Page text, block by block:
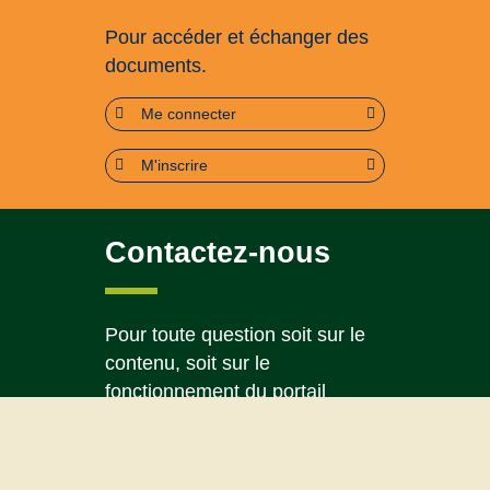
Pour accéder et échanger des
documents.
Me connecter
M'inscrire
Contactez-nous
Pour toute question soit sur le
contenu, soit sur le
fonctionnement du portail